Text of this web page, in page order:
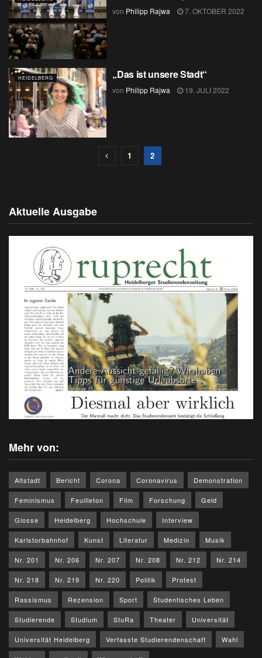
von Philipp Rajwa 7. OKTOBER 2022
HEIDELBERG „Das ist unsere Stadt“
von Philipp Rajwa 19. JULI 2022
1 2
Aktuelle Ausgabe
Mehr von:
Altstadt Bericht Corona Coronavirus Demonstration
Feminismus Feuilleton Film Forschung Geld
Glosse Heidelberg Hochschule Interview
Karlstorbahnhof Kunst Literatur Medizin Musik
Nr. 201 Nr. 206 Nr. 207 Nr. 208 Nr. 212 Nr. 214
Nr. 218 Nr. 219 Nr. 220 Politik Protest
Rassismus Rezension Sport Studentisches Leben
Studierende Studium StuRa Theater Universität
Universität Heidelberg Verfasste Studierendenschaft Wahl